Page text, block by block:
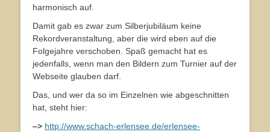
harmonisch auf.
Damit gab es zwar zum Silberjubiläum keine
Rekordveranstaltung, aber die wird eben auf die
Folgejahre verschoben. Spaß gemacht hat es
jedenfalls, wenn man den Bildern zum Turnier auf der
Webseite glauben darf.
Das, und wer da so im Einzelnen wie abgeschnitten
hat, steht hier:
–> http://www.schach-erlensee.de/erlensee-